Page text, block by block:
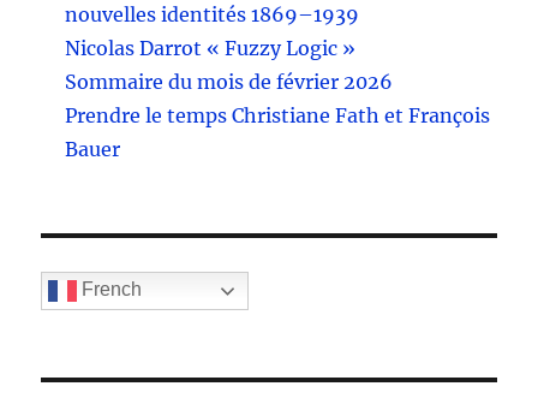
nouvelles identités 1869–1939
Nicolas Darrot « Fuzzy Logic »
Sommaire du mois de février 2026
Prendre le temps Christiane Fath et François
Bauer
French